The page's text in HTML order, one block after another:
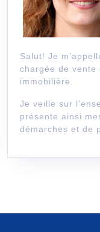
Salut! Je
chargée de vente
immobilière.
Je veille sur
présente ainsi
démarches et de